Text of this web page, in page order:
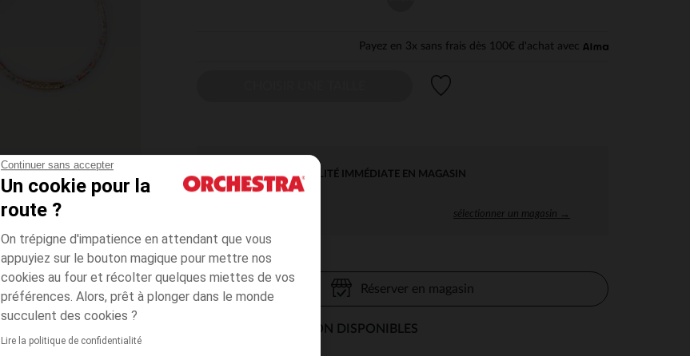
Continuer sans accepter
Un cookie pour la
route ?
On trépigne d'impatience en attendant que vous
appuyiez sur le bouton magique pour mettre nos
cookies au four et récolter quelques miettes de vos
préférences. Alors, prêt à plonger dans le monde
succulent des cookies ?
Lire la politique de confidentialité
Payez en 3x sans frais dès 100€ d'achat avec
DISPONIBILITÉ IMMÉDIATE EN MAGASIN
sélectionner un magasin →
Réserver en magasin
MODES DE LIVRAISON DISPONIBLES